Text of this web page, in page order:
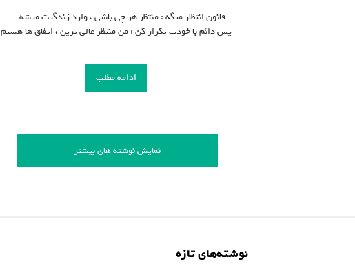
قانون انتظار میگه : منتظر هر چی باشی ، وارد زندگیت میشه …
پس دائم با خودت تکرار کن : من منتظر عالی ترین ، اتفاق ها هستم
…
ادامه مطلب
نمایش نوشته های بیشتر
نوشته‌های تازه